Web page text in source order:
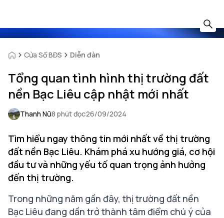
Cửa Sổ BĐS Diễn đàn
Tổng quan tình hình thị trường đất
nền Bạc Liêu cập nhật mới nhất
Thanh Nữ8 phút đọc26/09/2024
Tìm hiểu ngay thông tin mới nhất về thị trường
đất nền Bạc Liêu. Khám phá xu hướng giá, cơ hội
đầu tư và những yếu tố quan trọng ảnh hưởng
đến thị trường.
Trong những năm gần đây, thị trường đất nền
Bạc Liêu đang dần trở thành tâm điểm chú ý của